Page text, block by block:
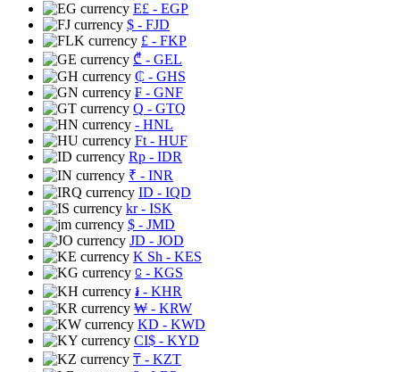
E£ - EGP
$ - FJD
£ - FKP
₾ - GEL
₵ - GHS
₣ - GNF
Q - GTQ
- HNL
Ft - HUF
Rp - IDR
₹ - INR
ID - IQD
kr- ISK
$ - JMD
JD - JOD
K Sh - KES
⃀ - KGS
៛ - KHR
₩ - KRW
KD - KWD
CI$ - KYD
₸ - KZT